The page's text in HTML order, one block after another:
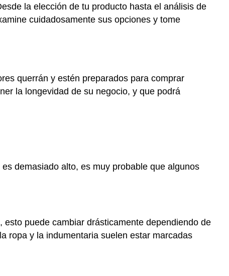
del
sitio
tu
nombre
de
certificado
Elija
el
la elección de tu producto hasta el análisis de
cuidadosamente sus opciones y tome
querrán y estén preparados para comprar
la longevidad de su negocio, y que podrá
demasiado alto, es muy probable que algunos
puede cambiar drásticamente dependiendo de
ropa y la indumentaria suelen estar marcadas